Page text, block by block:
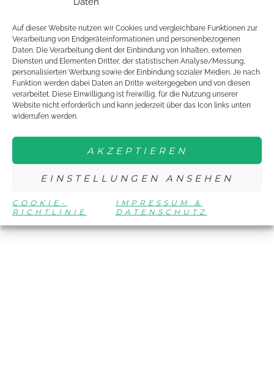
Auf dieser Website nutzen wir Cookies und vergleichbare Funktionen zur
Verarbeitung von Endgeräteinformationen und personenbezogenen
Daten. Die Verarbeitung dient der Einbindung von Inhalten, externen
Diensten und Elementen Dritter, der statistischen Analyse/Messung,
personalisierten Werbung sowie der Einbindung sozialer Medien. Je nach
Funktion werden dabei Daten an Dritte weitergegeben und von diesen
verarbeitet. Diese Einwilligung ist freiwillig, für die Nutzung unserer
Website nicht erforderlich und kann jederzeit über das Icon links unten
widerrufen werden.
AKZEPTIEREN
EINSTELLUNGEN ANSEHEN
COOKIE-
RICHTLINIE
IMPRESSUM &
DATENSCHUTZ